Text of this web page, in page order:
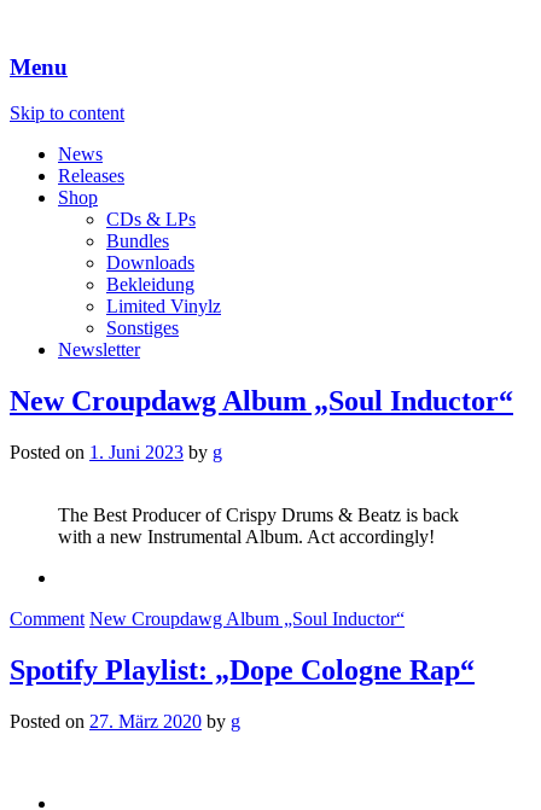
Menu
Skip to content
News
Releases
Shop
CDs & LPs
Bundles
Downloads
Bekleidung
Limited Vinylz
Sonstiges
Newsletter
New Croupdawg Album „Soul Inductor“
Posted on 1. Juni 2023 by g
The Best Producer of Crispy Drums & Beatz is back
with a new Instrumental Album. Act accordingly!
Comment New Croupdawg Album „Soul Inductor“
Spotify Playlist: „Dope Cologne Rap“
Posted on 27. März 2020 by g